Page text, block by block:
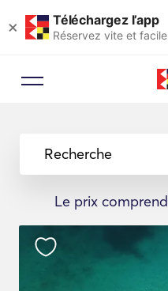
× Téléchargez l’app
Réservez vite et
Recherche
Le prix